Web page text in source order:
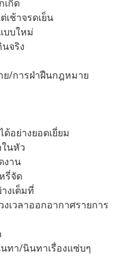
เกิด
เช้าจรดเย็น
บบใหม่
จริง
ย/การฝ่าฝืนกฎหมาย
อย่างยอดเยี่ยม
นหัว
งาน
รี่จัด
งเต็มที่
เวลาออกอากาศรายการ
ทา/นินทาเรื่องแซ่บๆ